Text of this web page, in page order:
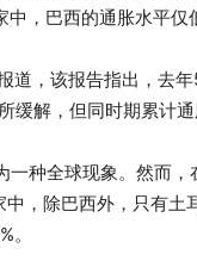
，巴西的通胀水平仅
道，该报告指出，去
解，但同时期累计通
种全球现象。然而
，除巴西外，只有土